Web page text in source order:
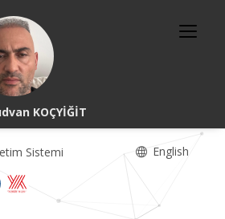
KOÇYİĞİT
Sistemi English